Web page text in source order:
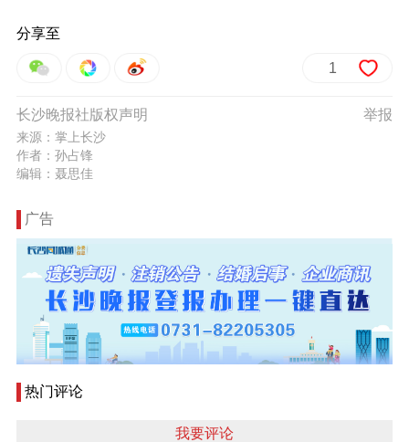
分享至
1
举报
长沙晚报社版权声明
来源：掌上长沙
作者：孙占锋
编辑：聂思佳
广告
热门评论
我要评论